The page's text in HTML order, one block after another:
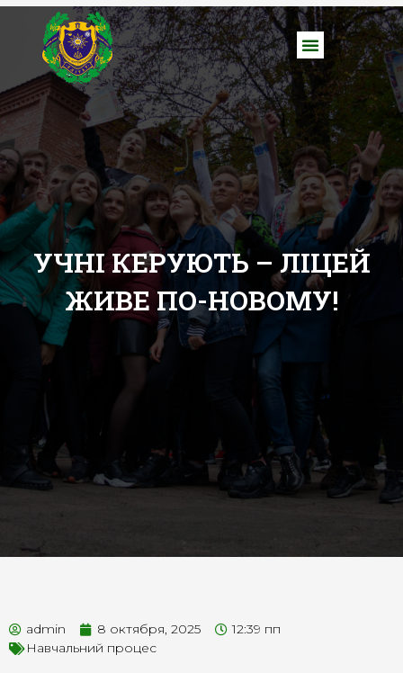
УЧНІ КЕРУЮТЬ – ЛІЦЕЙ
ЖИВЕ ПО-НОВОМУ!
admin 8 октября, 2025
12:39 пп
Навчальний процес